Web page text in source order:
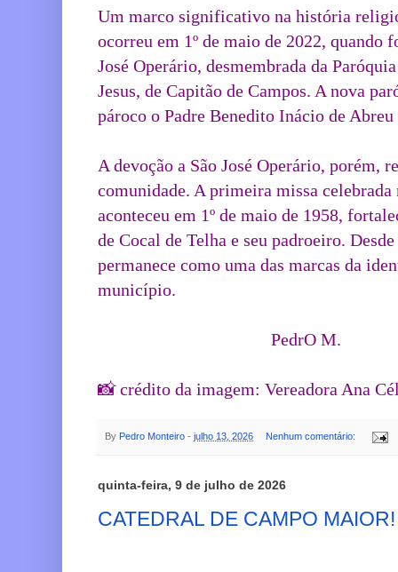
Um marco significativo na história
ocorreu em 1º de maio de 2022, quando
José Operário, desmembrada da
Jesus, de Capitão de Campos. A nova
pároco o Padre Benedito Inácio de
A devoção a São José Operário, porém,
comunidade. A primeira missa
aconteceu em 1º de maio de 1958,
de Cocal de Telha e seu padroeiro.
permanece como uma das marcas da
município.
PedrO M.
📸 crédito da imagem: Vereadora Ana
By Pedro Monteiro - julho 13, 2026 Nenhum comentário:
quinta-feira, 9 de julho de 2026
CATEDRAL DE CAMPO MAIOR!